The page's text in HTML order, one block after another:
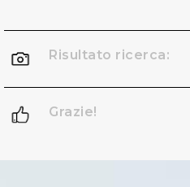
Risultato ricerca:
Grazie!